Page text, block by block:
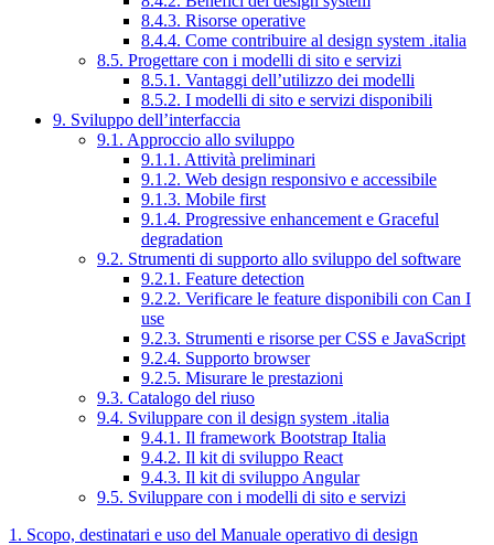
8.4.3. Risorse operative
8.4.4. Come contribuire al design system .italia
8.5. Progettare con i modelli di sito e servizi
8.5.1. Vantaggi dell’utilizzo dei modelli
8.5.2. I modelli di sito e servizi disponibili
9. Sviluppo dell’interfaccia
9.1. Approccio allo sviluppo
9.1.1. Attività preliminari
9.1.2. Web design responsivo e accessibile
9.1.3. Mobile first
9.1.4. Progressive enhancement e Graceful
degradation
9.2. Strumenti di supporto allo sviluppo del software
9.2.1. Feature detection
9.2.2. Verificare le feature disponibili con Can I
use
9.2.3. Strumenti e risorse per CSS e JavaScript
9.2.4. Supporto browser
9.2.5. Misurare le prestazioni
9.3. Catalogo del riuso
9.4. Sviluppare con il design system .italia
9.4.1. Il framework Bootstrap Italia
9.4.2. Il kit di sviluppo React
9.4.3. Il kit di sviluppo Angular
9.5. Sviluppare con i modelli di sito e servizi
1. Scopo, destinatari e uso del Manuale operativo di design